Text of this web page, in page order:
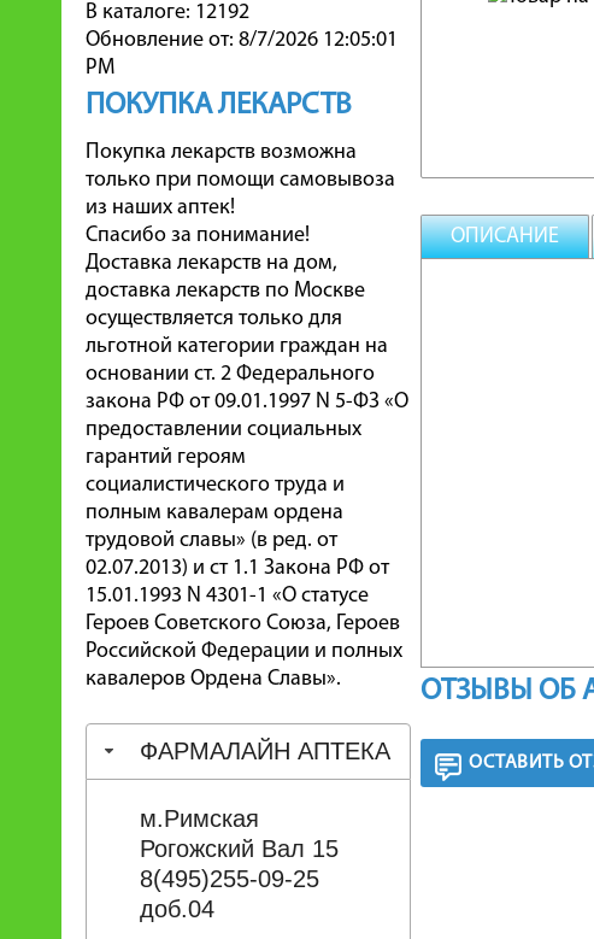
В каталоге: 12192
Обновление от: 8/7/2026 12:05:01
PM
ПОКУПКА ЛЕКАРСТВ
Покупка лекарств возможна
только при помощи самовывоза
из наших аптек!
Спасибо за понимание!
Доставка лекарств на дом,
доставка лекарств по Москве
осуществляется только для
льготной категории граждан на
основании ст. 2 Федерального
закона РФ от 09.01.1997 N 5-ФЗ «О
предоставлении социальных
гарантий героям
социалистического труда и
полным кавалерам ордена
трудовой славы» (в ред. от
02.07.2013) и ст 1.1 Закона РФ от
15.01.1993 N 4301-1 «О статусе
Героев Советского Союза, Героев
Российской Федерации и полных
кавалеров Ордена Славы».
ФАРМАЛАЙН АПТЕКА
м.Римская
Рогожский Вал 15
8(495)255-09-25
доб.04
ОПИСАНИЕ
ОТЗЫВЫ ОБ
ОСТАВИТЬ